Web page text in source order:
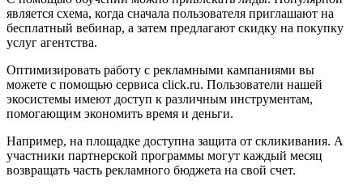
является схема, когда сначала пользователя приглашают на
бесплатный вебинар, а затем предлагают скидку на покупку
услуг агентства.
Оптимизировать работу с рекламными кампаниями вы
можете с помощью сервиса click.ru. Пользователи нашей
экосистемы имеют доступ к различным инструментам,
помогающим экономить время и деньги.
Например, на площадке доступна защита от скликивания. А
участники партнерской программы могут каждый месяц
возвращать часть рекламного бюджета на свой счет.